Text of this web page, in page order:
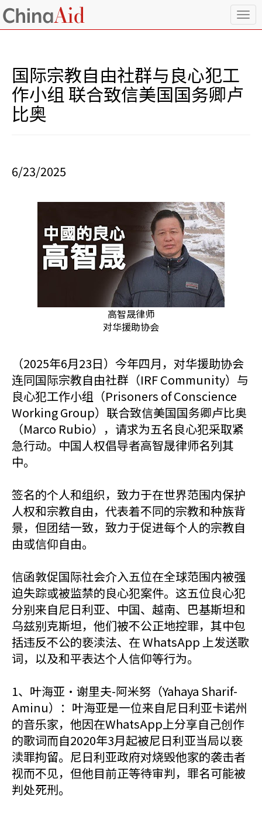
T
o
n
国际宗教自由社群与良心犯工
作小组 联合致信美国国务卿卢
比奥
6/23/2025
高智晟律师
对华援助协会
（2025年6月23日）今年四月，对华援助协会
连同国际宗教自由社群（IRF Community）与
良心犯工作小组（Prisoners of Conscience
Working Group）联合致信美国国务卿卢比奥
（Marco Rubio），请求为五名良心犯采取紧
急行动。中国人权倡导者高智晟律师名列其
中。
签名的个人和组织，致力于在世界范围内保护
人权和宗教自由，代表着不同的宗教和种族背
景，但团结一致，致力于促进每个人的宗教自
由或信仰自由。
信函敦促国际社会介入五位在全球范围内被强
迫失踪或被监禁的良心犯案件。这五位良心犯
分别来自尼日利亚、中国、越南、巴基斯坦和
乌兹别克斯坦，他们被不公正地控罪，其中包
括违反不公的亵渎法、在 WhatsApp 上发送歌
词，以及和平表达个人信仰等行为。
1、叶海亚·谢里夫-阿米努（Yahaya Sharif-
Aminu）：叶海亚是一位来自尼日利亚卡诺州
的音乐家，他因在WhatsApp上分享自己创作
的歌词而自2020年3月起被尼日利亚当局以亵
渎罪拘留。尼日利亚政府对烧毁他家的袭击者
视而不见，但他目前正等待审判，罪名可能被
判处死刑。